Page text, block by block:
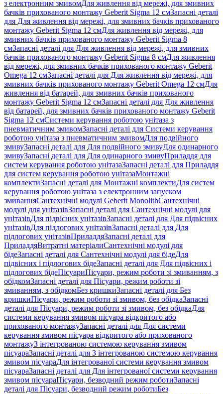
з електронним змивомДля живлення від мережі, для змивних
бачків прихованого монтажу Geberit Sigma 12 смЗапасні деталі
для Для живлення від мережі, для змивних бачків прихованого
монтажу Geberit Sigma 12 смДля живлення від мережі, для
змивних бачків прихованого монтажу Geberit Sigma 8
смЗапасні деталі для Для живлення від мережі, для змивних
бачків прихованого монтажу Geberit Sigma 8 смДля живлення
від мережі, для змивних бачків прихованого монтажу Geberit
Omega 12 смЗапасні деталі для Для живлення від мережі, для
змивних бачків прихованого монтажу Geberit Omega 12 смДля
живлення від батарей, для змивних бачків прихованого
монтажу Geberit Sigma 12 смЗапасні деталі для Для живлення
від батарей, для змивних бачків прихованого монтажу Geberit
Sigma 12 смСистеми керування роботою унітаза з
пневматичним змивомЗапасні деталі для Системи керування
роботою унітаза з пневматичним змивомДля подвійного
змивуЗапасні деталі для Для подвійного змивуДля одинарного
змивуЗапасні деталі для Для одинарного змивуПриладдя для
систем керування роботою унітазаЗапасні деталі для Приладдя
для систем керування роботою унітазаМонтажні
комплектиЗапасні деталі для Монтажні комплектиДля систем
керування роботою унітаза з електронним запуском
змиванняСантехнічні модулі Geberit MonolithСантехнічні
модулі для унітазівЗапасні деталі для Сантехнічні модулі для
унітазівДля підвісних унітазівЗапасні деталі для Для підвісних
унітазівДля підлогових унітазівЗапасні деталі для Для
підлогових унітазівПриладдяЗапасні деталі для
ПриладдяВитратні матеріалиСантехнічні модулі для
бідеЗапасні деталі для Сантехнічні модулі для бідеДля
підвісних і підлогових бідеЗапасні деталі для Для підвісних і
підлогових бідеПісуариПісуари, режим роботи зі змиванням, з
обідкомЗапасні деталі для Пісуари, режим роботи зі
змиванням, з обідкомБез кришкиЗапасні деталі для Без
кришкиПісуари, режим роботи зі змивом, без обідкаЗапасні
деталі для Пісуари, режим роботи зі змивом, без обідкаДля
системи керування змивом пісуара відкритого або
прихованого монтажуЗапасні деталі для Для системи
керування змивом пісуара відкритого або прихованого
монтажуЗ інтегрованою системою керування змивом
пісуараЗапасні деталі для З інтегрованою системою керування
змивом пісуараДля інтегрованої системи керування змивом
пісуараЗапасні деталі для Для інтегрованої системи керування
змивом пісуараПісуари, безводний режим роботиЗапасні
деталі для Пісуари, безводний режим роботиБез